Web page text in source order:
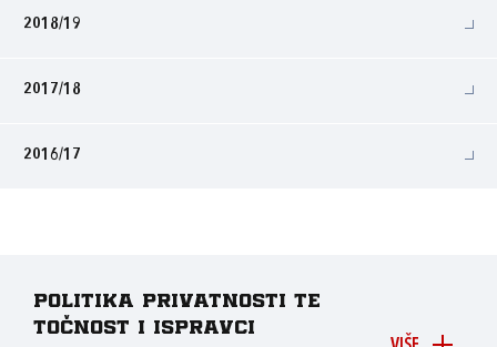
2018/19
2017/18
2016/17
Politika privatnosti te
točnost i ispravci